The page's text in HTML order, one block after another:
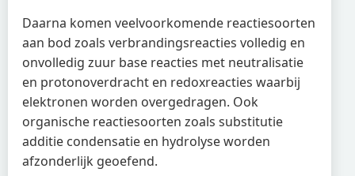
Daarna komen veelvoorkomende reactiesoorten
aan bod zoals verbrandingsreacties volledig en
onvolledig zuur base reacties met neutralisatie
en protonoverdracht en redoxreacties waarbij
elektronen worden overgedragen. Ook
organische reactiesoorten zoals substitutie
additie condensatie en hydrolyse worden
afzonderlijk geoefend.